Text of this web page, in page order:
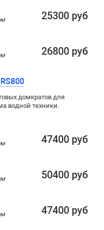
25300 руб
26800 руб
домкратов для
водной техники.
47400 руб
50400 руб
47400 руб